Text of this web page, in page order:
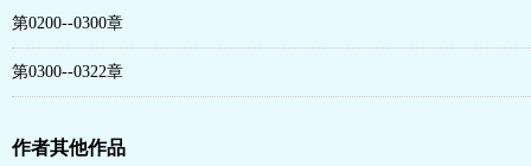
第0200--0300章
第0300--0322章
作者其他作品